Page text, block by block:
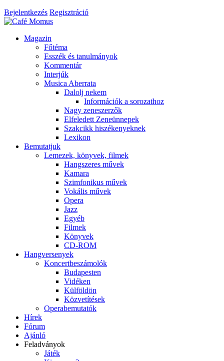
Bejelentkezés Regisztráció
Magazin
Főtéma
Esszék és tanulmányok
Kommentár
Interjúk
Musica Aberrata
Dalolj nekem
Információk a sorozathoz
Nagy zeneszerzők
Elfeledett Zeneünnepek
Szakcikk hiszékenyeknek
Lexikon
Bemutatjuk
Lemezek, könyvek, filmek
Hangszeres művek
Kamara
Szimfonikus művek
Vokális művek
Opera
Jazz
Egyéb
Filmek
Könyvek
CD-ROM
Hangversenyek
Koncertbeszámolók
Budapesten
Vidéken
Külföldön
Közvetítések
Operabemutatók
Hírek
Fórum
Ajánló
Feladványok
Játék